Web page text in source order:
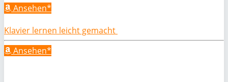
Ansehen*
Klavier lernen leicht gemacht
Ansehen*